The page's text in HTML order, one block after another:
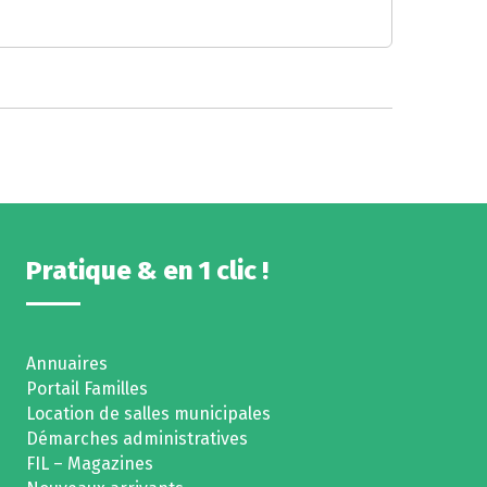
Pratique & en 1 clic !
Annuaires
Portail Familles
Location de salles municipales
Démarches administratives
FIL – Magazines